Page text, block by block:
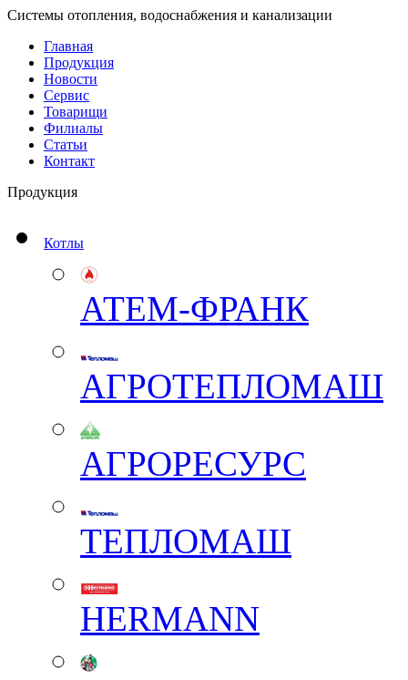
Системы отопления, водоснабжения и канализации
Главная
Продукция
Новости
Сервис
Товарищи
Филиалы
Статьи
Контакт
Продукция
Котлы
АТЕМ-ФРАНК
АГРОТЕПЛОМАШ
АГРОРЕСУРС
ТЕПЛОМАШ
HERMANN